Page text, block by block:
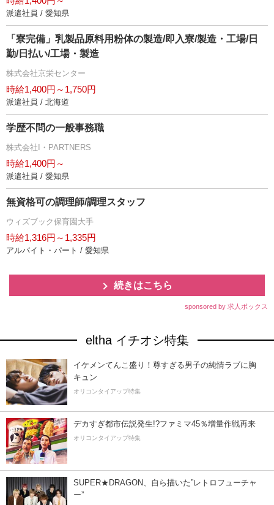
派遣社員 / 愛知県
「寮完備」乳製品原料用粉体の製造/即入寮/製造・工場/日
勤/日払い/工場・製造
株式会社京栄センター
時給1,400円～1,750円
派遣社員 / 北海道
学歴不問の一般事務職
株式会社I・PARTNERS
時給1,400円～
派遣社員 / 愛知県
無資格可の調理師/調理スタッフ
ウィズブック保育園大手
時給1,316円～1,335円
アルバイト・パート / 愛知県
続きはこちら
sponsored by 求人ボックス
eltha イチオシ特集
イケメンてんこ盛り！尊すぎる男子の純情ラブに胸
キュン
オリコンタイアップ特集
デカすぎ都市伝説発生!?ファミマ45％増量作戦再来
オリコンタイアップ特集
SUPER★DRAGON、自ら描いた”レトロフューチャ
ー”